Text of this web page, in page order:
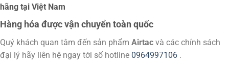
hãng tại Việt Nam
Hàng hóa được vận chuyển toàn quốc
Quý khách quan tâm đến sản phẩm Airtac và các chính sách
đại lý hãy liên hệ ngay tới số hotline 0964997106 .